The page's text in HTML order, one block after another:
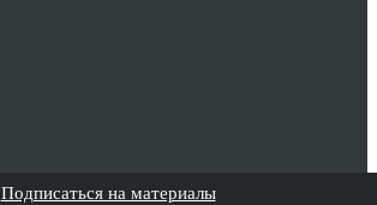
Подписаться на материалы